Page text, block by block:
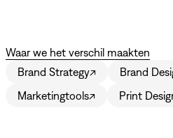
Waar we het verschil maakten
Brand Strategy↗ Brand
Marketingtools↗ Print